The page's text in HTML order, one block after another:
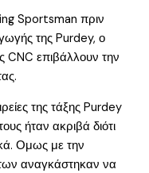
Sportsman πριν
της Purdey, ο
CNC επιβάλλουν την
της τάξης Purdey
ήταν ακριβά διότι
Ομως με την
αναγκάστηκαν να